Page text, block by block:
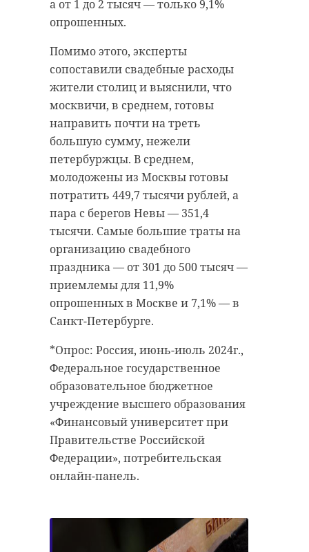
а от 1 до 2 тысяч — только 9,1%
опрошенных.
Помимо этого, эксперты
сопоставили свадебные расходы
жители столиц и выяснили, что
москвичи, в среднем, готовы
направить почти на треть
большую сумму, нежели
петербуржцы. В среднем,
молодожены из Москвы готовы
потратить 449,7 тысячи рублей, а
пара с берегов Невы — 351,4
тысячи. Самые большие траты на
организацию свадебного
праздника — от 301 до 500 тысяч —
приемлемы для 11,9%
опрошенных в Москве и 7,1% — в
Санкт-Петербурге.
*Опрос: Россия, июнь-июль 2024г.,
Федеральное государственное
образовательное бюджетное
учреждение высшего образования
«Финансовый университет при
Правительстве Российской
Федерации», потребительская
онлайн-панель.